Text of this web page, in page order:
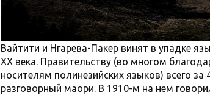
Вайтити и Нгарева-Пакер винят в упадке
XX века. Правительству (во многом
носителям полинезийских языков) всего за
разговорный маори. В 1910-м на нем